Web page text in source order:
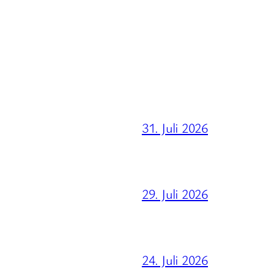
31. Juli 2026
29. Juli 2026
24. Juli 2026